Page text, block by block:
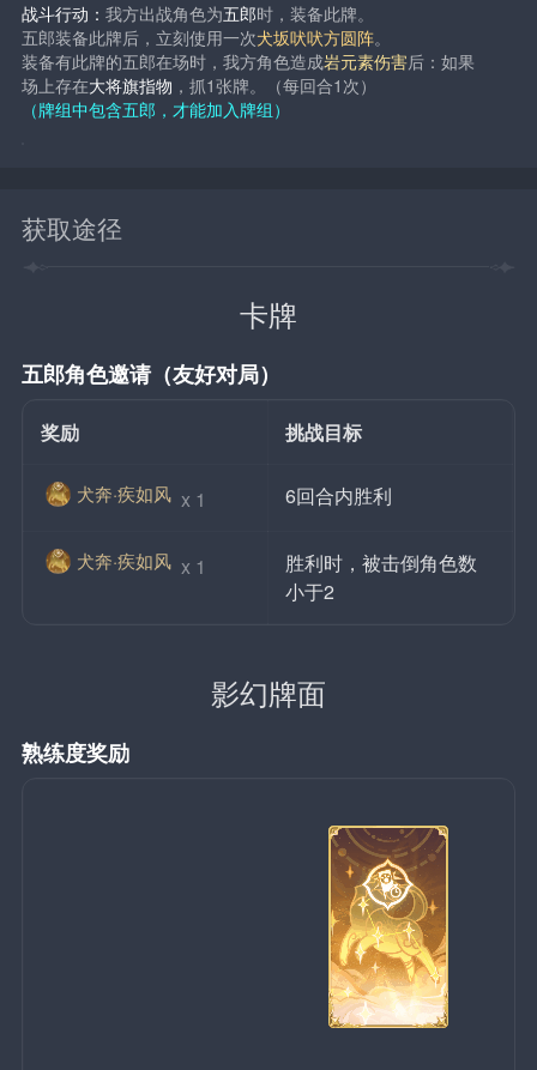
战斗行动：我方出战角色为五郎时，装备此牌。
五郎装备此牌后，立刻使用一次犬坂吠吠方圆阵。
装备有此牌的五郎在场时，我方角色造成岩元素伤害后：如果
场上存在大将旗指物 ，抓1张牌。（每回合1次）
（牌组中包含五郎，才能加入牌组）
获取途径
卡牌
五郎角色邀请（友好对局）
奖励 挑战目标
犬奔·疾如风 x 1 6回合内胜利
犬奔·疾如风 x 1
胜利时，被击倒角色数
小于2
影幻牌面
熟练度奖励